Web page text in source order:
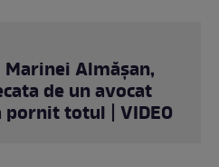
Almășan,
de un avocat
pornit totul | VIDEO